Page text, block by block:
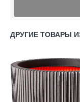
ДРУГИЕ ТОВАРЫ